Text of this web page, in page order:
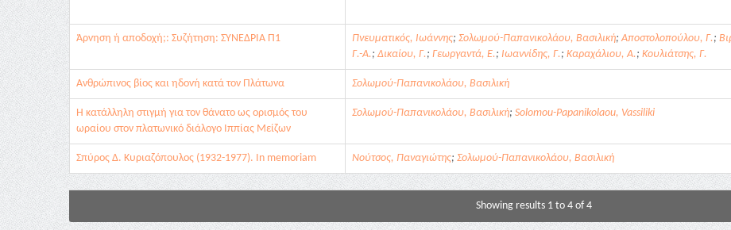
Άρνηση ή αποδοχή;: Συζήτηση: ΣΥΝΕΔΡΙΑ Π1 Πνευματικός, Ιωάννης; Σολωμού-Παπανικολάου, Βασιλική;Αποστολοπούλου, Γ.;
Γ.-Α.; Δικαίου, Γ.; Γεωργαντά, Ε.; Ιωαννίδης, Γ.; Καραχάλιου, Α.; Κουλιάτσης, Γ.
Ανθρώπινος βίος και ηδονή κατά τον Πλάτωνα Σολωμού-Παπανικολάου, Βασιλική
Η κατάλληλη στιγμή για τον θάνατο ως ορισμός του
ωραίου στον πλατωνικό διάλογο Ιππίας Μείζων
Σολωμού-Παπανικολάου, Βασιλική; Solomou-Papanikolaou, Vassiliki
Σπύρος Δ. Κυριαζόπουλος (1932-1977). In memoriam Νούτσος, Παναγιώτης; Σολωμού-Παπανικολάου, Βασιλική
Showing results 1 to 4 of 4